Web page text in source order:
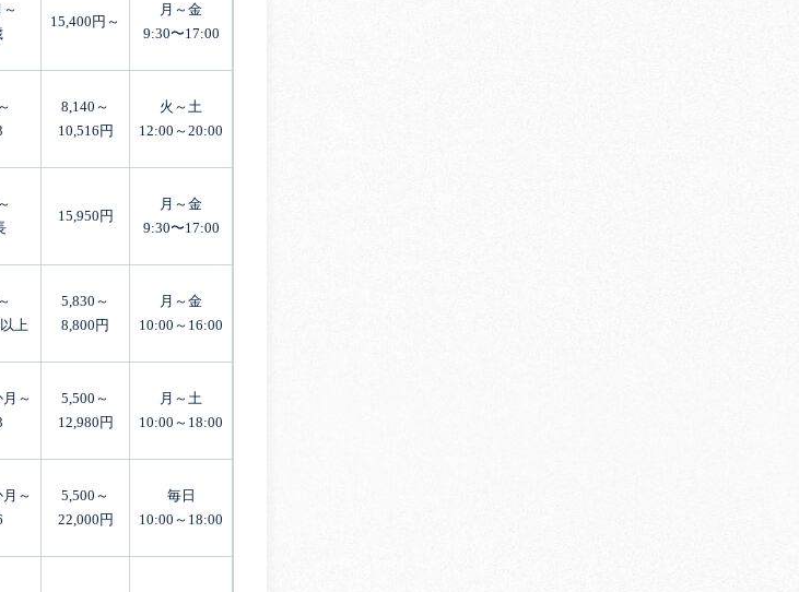
15,400円～
月～金
9:30〜17:00
8,140～
10,516円
火～土
12:00～20:00
15,950円
月～金
9:30〜17:00
上
5,830～
8,800円
月～金
10:00～16:00
～
5,500～
12,980円
月～土
10:00～18:00
～
5,500～
22,000円
毎日
10:00～18:00